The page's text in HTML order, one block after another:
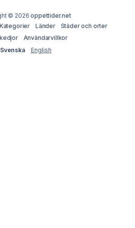
© 2026oppettider.net
Kategorier Länder
Städer och orter
Användarvillkor
Svenska
English